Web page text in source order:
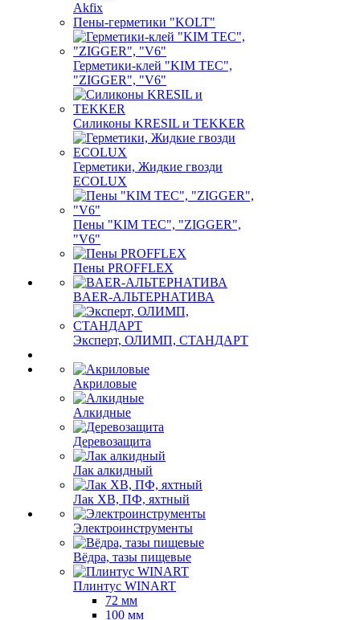
Akfix
Пены-герметики "KOLT"
Герметики-клей "KIM TEС",
"ZIGGER", "V6"
Силиконы KRESIL и TEKKER
Герметики, Жидкие гвозди
ECOLUX
Пены "KIM TEС", "ZIGGER",
"V6"
Пены PROFFLEX
BAER-АЛЬТЕРНАТИВА
Эксперт, ОЛИМП, СТАНДАРТ
Акриловые
Алкидные
Деревозащита
Лак алкидный
Лак ХВ, ПФ, яхтный
Электроинструменты
Вёдра, тазы пищевые
Плинтус WINART
72 мм
100 мм